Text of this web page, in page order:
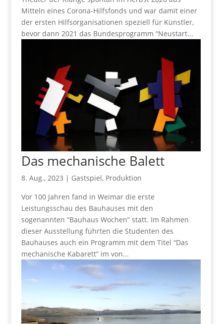
Mitteln eines Corona-Hilfsfonds und war damit einer
der ersten Hilfsorganisationen speziell für Künstler,
bevor dann 2021 das Bundesprogramm “Neustart...
Das mechanische Balett
8. Aug., 2023 | Gastspiel, Produktion
Vor 100 Jahren fand in Weimar die erste
Leistungsschau des Bauhauses mit den
sogenannten “Bauhaus Wochen” statt. Im Rahmen
dieser Ausstellung führten die Studenten des
Bauhauses auch ein Programm mit dem Titel “Das
mechanische Kabarett” im von...